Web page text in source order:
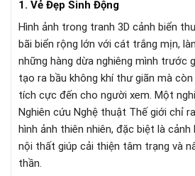
1. Vẻ Đẹp Sinh Động
Hình ảnh trong tranh 3D cảnh biển
bãi biển rộng lớn với cát trắng mịn,
những hàng dừa nghiêng mình trước
tạo ra bầu không khí thư giãn mà
tích cực đến cho người xem. Một
Nghiên cứu Nghệ thuật Thế giới chỉ
hình ảnh thiên nhiên, đặc biệt là
nội thất giúp cải thiện tâm trạng và
thần.